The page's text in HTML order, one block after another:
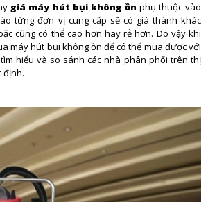
giá máy hút bụi không ồn phụ thuộc vào
từng đơn vị cung cấp sẽ có giá thành khác
cũng có thể cao hơn hay rẻ hơn. Do vậy khi
máy hút bụi không ồn để có thể mua được với
hiểu và so sánh các nhà phân phối trên thị
định.